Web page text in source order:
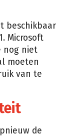
beschikbaar
Microsoft
nog niet
moeten
van te
de